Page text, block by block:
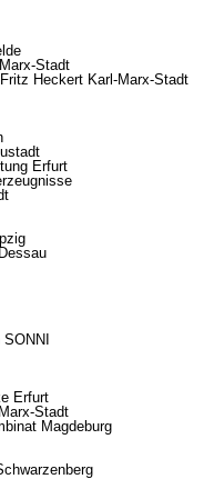
Stadt
Heckert Karl-Marx-Stadt
Erfurt
Erfurt
Stadt
Magdeburg